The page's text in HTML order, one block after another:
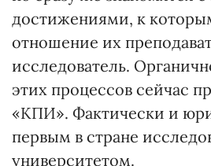
достижениями, к
отношение их
исследователь.
этих процессов сейчас
«КПИ». Фактически и
первым в стране
университетом.